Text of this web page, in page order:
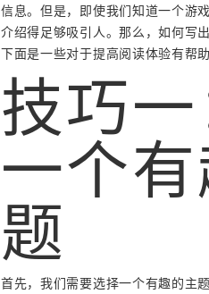
信息。但是，即使我们知道一个游
介绍得足够吸引人。那么，如何写
下面是一些对于提高阅读体验有帮
技巧
一个
题
首先，我们需要选择一个有趣的主